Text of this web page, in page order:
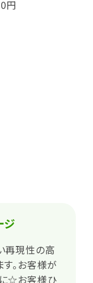
円
ジ
再現性の高
。お客様が
☆お客様ひ